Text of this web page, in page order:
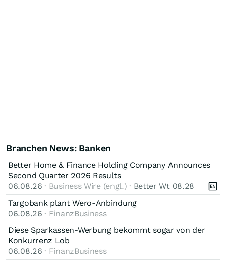
Branchen News: Banken
Better Home & Finance Holding Company Announces
Second Quarter 2026 Results
06.08.26 · Business Wire (engl.) · Better Wt 08.28
Targobank plant Wero-Anbindung
06.08.26 · FinanzBusiness
Diese Sparkassen-Werbung bekommt sogar von der
Konkurrenz Lob
06.08.26 · FinanzBusiness